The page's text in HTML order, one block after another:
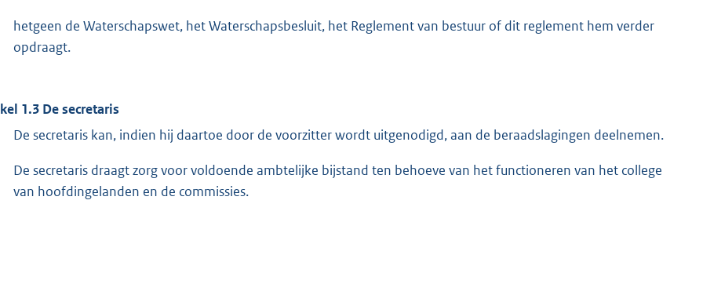
hetgeen de Waterschapswet, het Waterschapsbesluit, het Reglement van bestuur of dit reglement hem verder
opdraagt.
1.3 De secretaris
De secretaris kan, indien hij daartoe door de voorzitter wordt uitgenodigd, aan de beraadslagingen deelnemen.
De secretaris draagt zorg voor voldoende ambtelijke bijstand ten behoeve van het functioneren van het college
van hoofdingelanden en de commissies.